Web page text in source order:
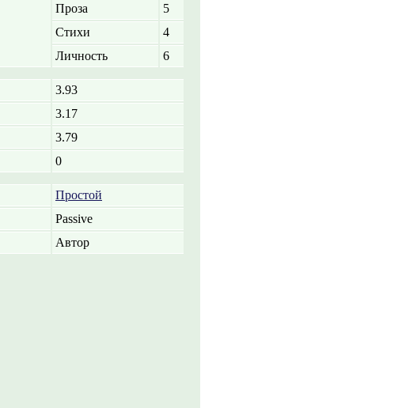
Проза
5
Стихи
4
Личность
6
3.93
3.17
3.79
0
Простой
Passive
Автор